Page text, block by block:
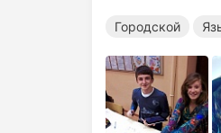
Городской